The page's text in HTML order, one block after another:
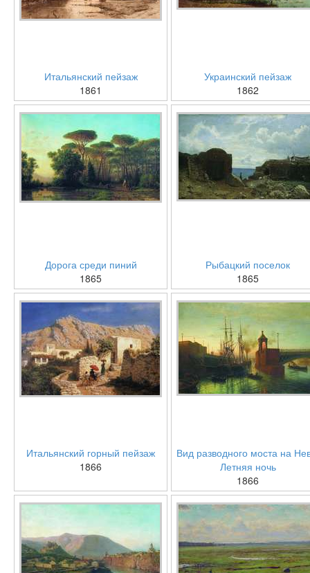
Итальянский пейзаж
1861
Украинский пейзаж
1862
Дорога среди пиний
1865
Рыбацкий поселок
1865
Итальянский горный пейзаж
1866
Вид разводного моста на
Летняя ночь
1866